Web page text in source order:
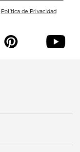
Política de Privacidad
p y